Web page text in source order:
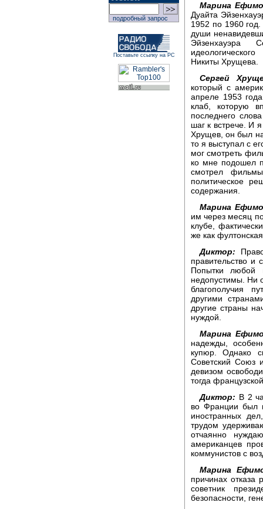
подробный запрос
Поставьте ссылку на РС
Марина
Дуайта
1952 по 1960
души
Эйзенхауэра
Никиты Хрущева.
Сергей
который с
апреле 1953
клаб, которую
последнего
шаг к встрече. И
Хрущев, он был
то я выступал с
мог смотреть
ко мне подошел
смотрел
политическое
содержания.
Марина
им через месяц
клубе,
же как
Диктор:
правительство и
Попытки любой
недопустимы. Ни
благополучия
другими
другие страны
нуждой.
Марина
надежды,
купюр. Однако
Советский Союз
девизом
тогда
Диктор: В 2
во Франции был
иностранных
трудом
отчаянно
американцев
коммунистов с
Марина
причинах отказа
советник
безопасности,